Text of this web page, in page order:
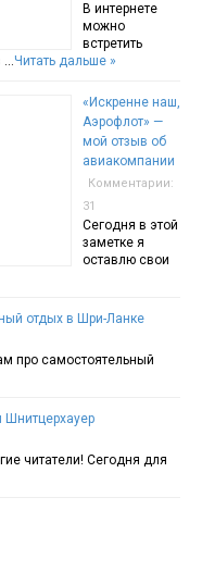
В интернете
можно
встретить
…Читать дальше »
«Искренне наш,
Аэрофлот» —
мой отзыв об
авиакомпании
Комментарии:
31
Сегодня в этой
заметке я
оставлю свои
отдых в Шри-Ланке
про самостоятельный
Шнитцерхауер
читатели! Сегодня для